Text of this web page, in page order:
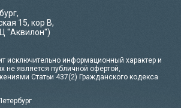
15, кор В,
"Аквилон")
исключительно информационный характер и
не является публичной офертой,
Статьи 437(2) Гражданского кодекса